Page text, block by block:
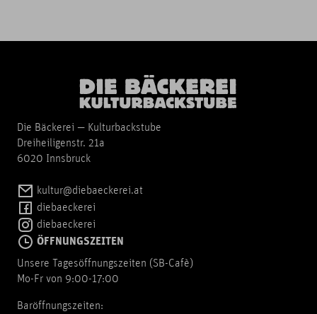
Die Bäckerei — Kulturbackstube
Dreiheiligenstr. 21a
6020 Innsbruck
kultur@diebaeckerei.at
diebaeckerei
diebaeckerei
ÖFFNUNGSZEITEN
Unsere Tagesöffnungszeiten (SB-Cafè)
Mo-Fr von 9:00-17:00
Baröffnungszeiten: